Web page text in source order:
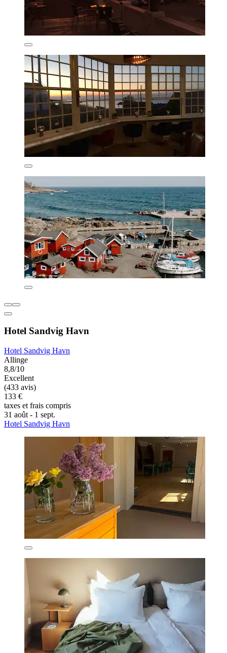
Hotel Sandvig Havn
Hotel Sandvig Havn
Allinge
8,8/10
Excellent
(433 avis)
133 €
taxes et frais compris
31 août - 1 sept.
Hotel Sandvig Havn